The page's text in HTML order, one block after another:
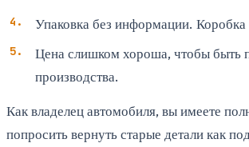
Упаковка без информации. Коробка
Цена слишком хороша, чтобы быть
производства.
Как владелец автомобиля, вы имеете
попросить вернуть старые детали как